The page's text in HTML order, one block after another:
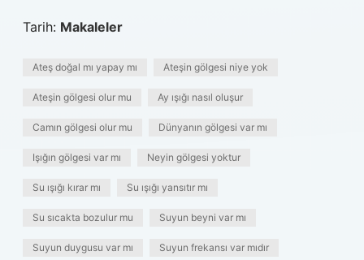
Tarih: Makaleler
Ateş doğal mı yapay mı Ateşin gölgesi niye yok
Ateşin gölgesi olur mu Ay ışığı nasıl oluşur
Camın gölgesi olur mu Dünyanın gölgesi var mı
Işığın gölgesi var mı Neyin gölgesi yoktur
Su ışığı kırar mı Su ışığı yansıtır mı
Su sıcakta bozulur mu Suyun beyni var mı
Suyun duygusu var mı Suyun frekansı var mıdır